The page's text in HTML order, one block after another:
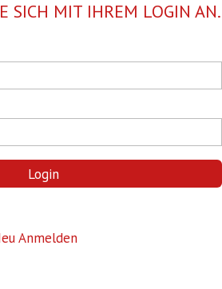
SICH MIT IHREM LOGIN AN.
Login
Anmelden